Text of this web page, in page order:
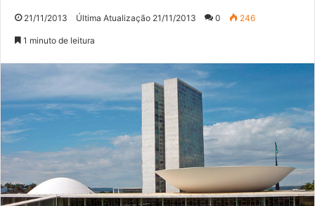
21/11/2013 Última Atualização 21/11/2013 0 246
1 minuto de leitura